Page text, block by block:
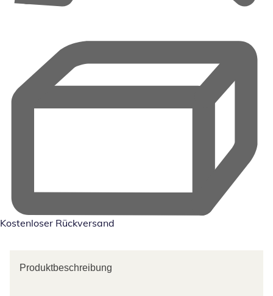
Kostenloser Rückversand
Produktbeschreibung